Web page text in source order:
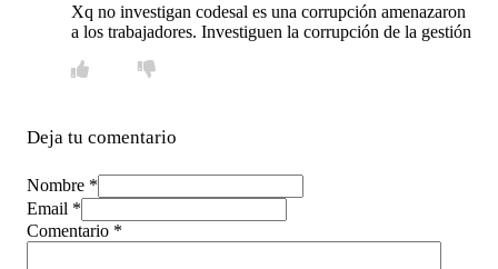
Xq no investigan codesal es una corrupción amenazaron
a los trabajadores. Investiguen la corrupción de la gestión
Deja tu comentario
Nombre *
Email *
Comentario *